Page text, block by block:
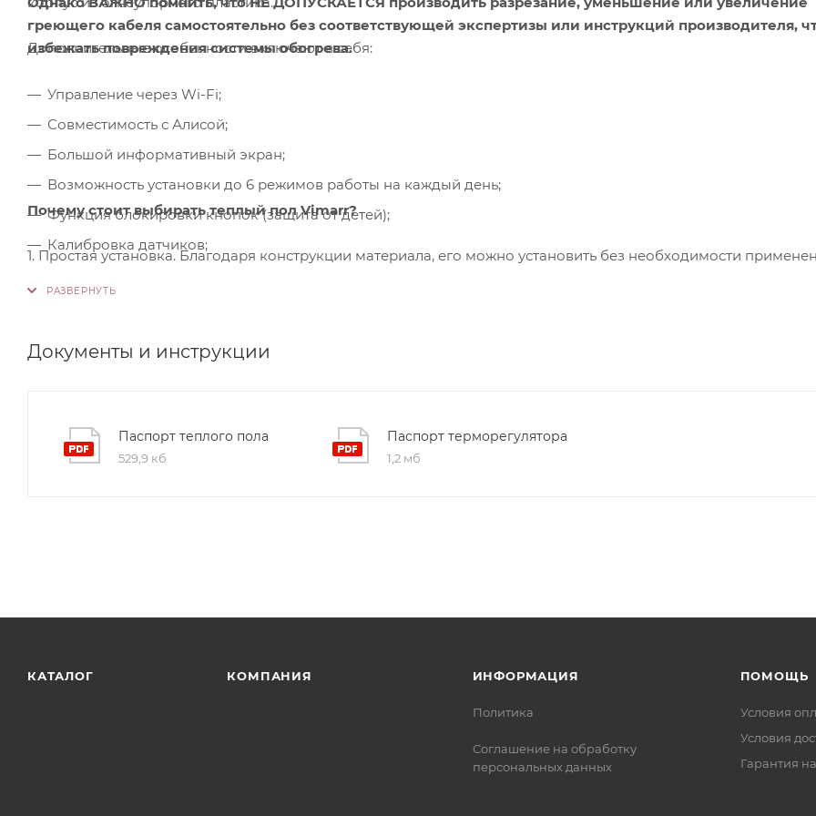
греющего кабеля самостоятельно без соответствующей экспертизы или инструкций производителя,
избежать повреждения системы обогрева.
Дополнительные особенности включают в себя:
Управление через Wi-Fi;
Совместимость с Алисой;
Большой информативный экран;
Возможность установки до 6 режимов работы на каждый день;
Функция блокировки кнопок (защита от детей);
Калибровка датчиков;
Почему стоит выбирать теплый пол Vimarr?
1. Простая установка. Благодаря конструкции материала, его можно установить без необходимости
затраты на монтаж остаются минимальными, делая повседневную жизнь более уютной и теплой.
коттедже или доме.
Документы и инструкции
Паспорт теплого пола
529,9 кб
Паспорт терморегулятора
1,2 мб
КАТАЛОГ КОМПАНИЯ ИНФОРМАЦИЯ
Политика
Соглашение на обработку
персональных данных
ПОМОЩЬ
Условия
Условия
Гарантия